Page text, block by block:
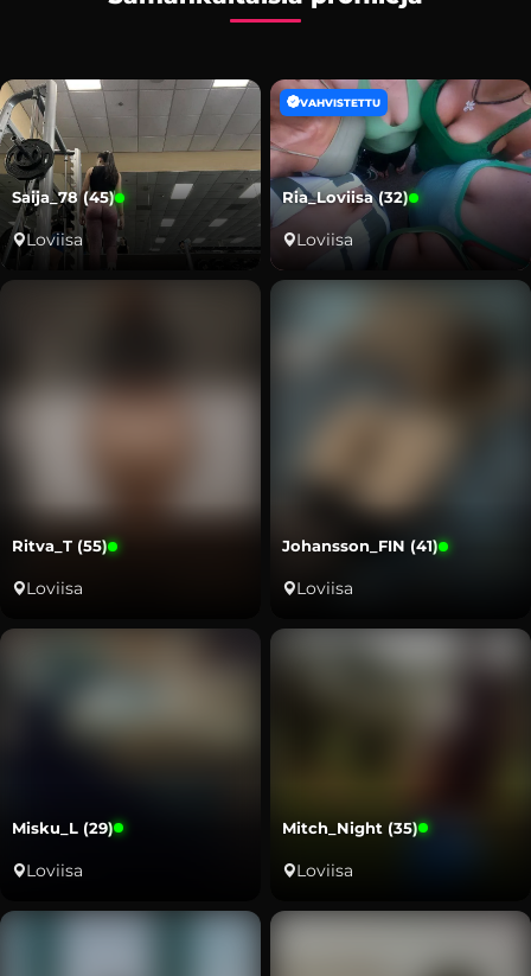
Saija_78 (45)
Loviisa
VAHVISTETTU
Ria_Loviisa (32)
Loviisa
Ritva_T (55)
Loviisa
Johansson_FIN (41)
Loviisa
Misku_L (29)
Loviisa
Mitch_Night (35)
Loviisa